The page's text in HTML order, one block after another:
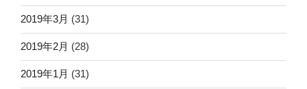
2019年3月 (31)
2019年2月 (28)
2019年1月 (31)